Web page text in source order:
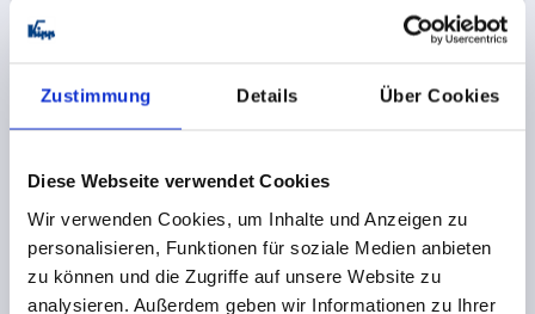
Zustimmung Details Über Cookies
Diese Webseite verwendet Cookies
Wir verwenden Cookies, um Inhalte und Anzeigen zu
personalisieren, Funktionen für soziale Medien anbieten
zu können und die Zugriffe auf unsere Website zu
analysieren. Außerdem geben wir Informationen zu Ihrer
zzgl. Versandkosten
DETAILS
K2175
ANSCHLUSS-FRIKTIONSGELENK GR.40/40, I, NB=8,